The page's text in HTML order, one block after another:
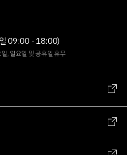
09:00 - 18:00)
, 일요일 및 공휴일 휴무